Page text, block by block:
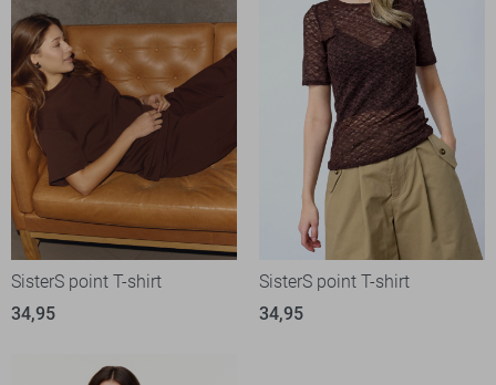
SisterS point T-shirt
34,95
SisterS point T-shirt
34,95